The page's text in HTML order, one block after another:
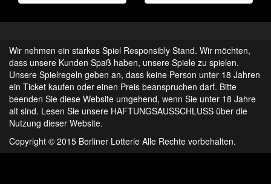
Wir nehmen ein starkes Spiel Responsibly Stand. Wir möchten,
dass unsere Kunden Spaß haben, unsere Spiele zu spielen.
Unsere Spielregeln geben an, dass keine Person unter 18 Jahren
ein Ticket kaufen oder einen Preis beanspruchen darf. Bitte
beenden Sie diese Website umgehend, wenn Sie unter 18 Jahre
alt sind. Lesen Sie unsere HAFTUNGSAUSSCHLUSS über die
Nutzung dieser Website.
Copyright © 2015 Berliner Lotterie Alle Rechte vorbehalten.